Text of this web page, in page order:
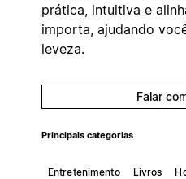
prática, intuitiva e
importa, ajudando
leveza.
Falar
Principais categorias
Entretenimento Livros